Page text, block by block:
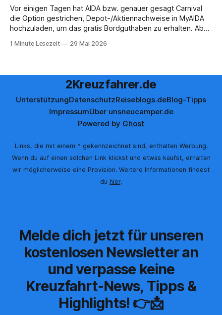
Vor einigen Tagen hat AIDA bzw. genauer gesagt Carnival
die Option gestrichen, Depot-/Aktiennachweise in MyAIDA
hochzuladen, um das gratis Bordguthaben zu erhalten. Ab
werden, um das Bordguthaben zu erhalten. Bereits vor
1 Minute Lesezeit 29 Mai 2026
2Kreuzfahrer.de
UnterstützungDatenschutzReiseblogs.deBlog-Tipps
ImpressumÜber unsneucamper.de
Powered by Ghost
Links, die mit einem * gekennzeichnet sind, enthalten Werbung.
Wenn du auf einen solchen Link klickst und etwas kaufst, erhalten
wir möglicherweise eine Provision. Weitere Informationen findest
du hier.
Melde dich jetzt für unseren
kostenlosen Newsletter an
und verpasse keine
Kreuzfahrt-News, Tipps &
Highlights! 👉📩